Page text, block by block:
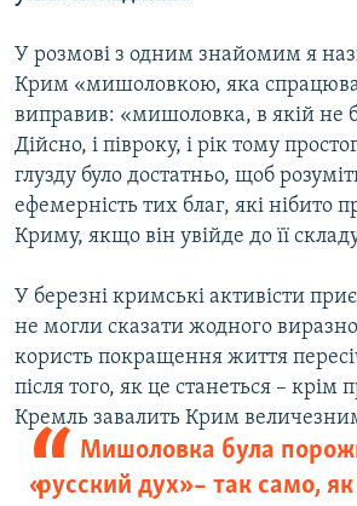
У розмові з одним знайомим я
Крим «мишоловкою, яка
виправив: «мишоловка, в якій не
Дійсно, і півроку, і рік тому
глузду було достатньо, щоб
ефемерність тих благ, які нібито
Криму, якщо він увійде до її
У березні кримські активісти
не могли сказати жодного
користь покращення життя
після того, як це станеться –
Кремль завалить Крим
Мишоловка була
«русский дух» – так само,